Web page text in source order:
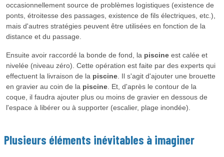
occasionnellement source de problèmes logistiques (existence de
ponts, étroitesse des passages, existence de fils électriques, etc.),
mais d'autres stratégies peuvent être utilisées en fonction de la
distance et du passage.
Ensuite avoir raccordé la bonde de fond, la piscineest calée et
nivelée (niveau zéro). Cette opération est faite par des experts qui
effectuent la livraison de la piscine. Il s'agit d'ajouter une brouette
en gravier au coin de la piscine. Et, d'après le contour de la
coque, il faudra ajouter plus ou moins de gravier en dessous de
l'espace à libérer ou à supporter (escalier, plage inondée).
Plusieurs éléments inévitables à imaginer